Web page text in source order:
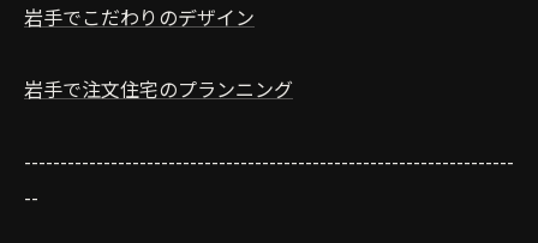
岩手でこだわりのデザイン
岩手で注文住宅のプランニング
--------------------------------------------------------------------
--